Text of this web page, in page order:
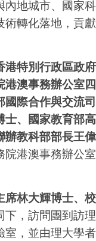
內地城市、國家
轉化落地，貢
港特別行政區政
港澳事務辦公室
國際合作與交流
士、國家教育部
辦教科部部長王
院港澳事務辦公
席林大輝博士、
下，訪問團到訪
室，並由理大學